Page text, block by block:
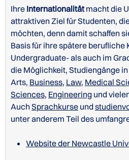
Ihre Internationalität macht die
attraktiven Ziel für Studenten,
möchten, denn damit schaffen
Basis für ihre spätere berufliche
Undergraduate- als auch im
die Möglichkeit, Studiengänge
Arts, Business, Law, Medical
Sciences, Engineering und
Auch Sprachkurse und
unter anderem Teil des
Website der Newcastle